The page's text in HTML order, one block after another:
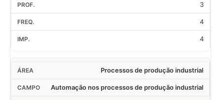
3
4
4
Processos de produção industrial
Automação nos processos de produção industrial